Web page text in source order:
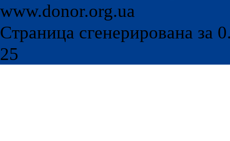
www.donor.org.ua
Страница сгенерирована за
25